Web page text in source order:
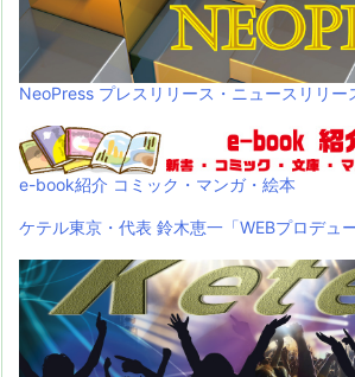
NeoPress プレスリリース・ニュースリリー
e-book紹介 コミック・マンガ・絵本
ケテル東京・代表 鈴木恵一「WEBプロデュー